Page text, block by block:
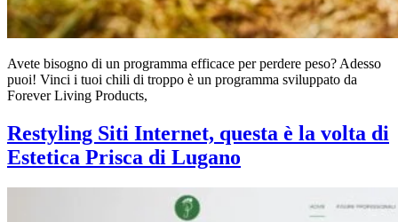
Avete bisogno di un programma efficace per perdere peso? Adesso
puoi! Vinci i tuoi chili di troppo è un programma sviluppato da
Forever Living Products,
Restyling Siti Internet, questa è la volta di
Estetica Prisca di Lugano